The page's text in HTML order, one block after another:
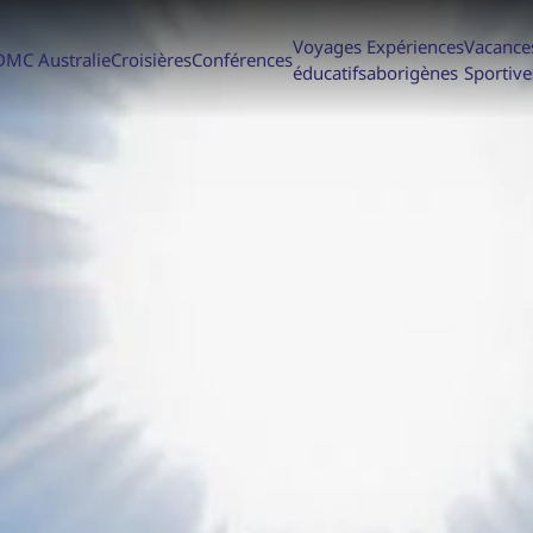
AustralieCroisièresConférences
Voyages
éducatifs
Expériences
aborigènes